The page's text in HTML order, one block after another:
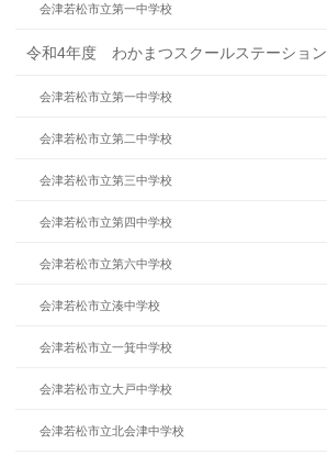
会津若松市立第一中学校
令和4年度 わかまつスクールステーション
会津若松市立第一中学校
会津若松市立第二中学校
会津若松市立第三中学校
会津若松市立第四中学校
会津若松市立第六中学校
会津若松市立湊中学校
会津若松市立一箕中学校
会津若松市立大戸中学校
会津若松市立北会津中学校